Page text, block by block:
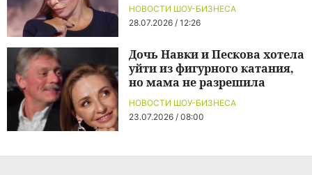
НОВОСТИ ШОУ-БИЗНЕСА
28.07.2026 / 12:26
НОВОСТИ ШОУ-БИЗНЕСА
23.07.2026 / 08:00
Дочь Навки и Пескова хотела
уйти из фигурного катания,
но мама не разрешила